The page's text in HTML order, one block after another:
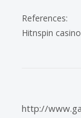
References:
Hitnspin
http://